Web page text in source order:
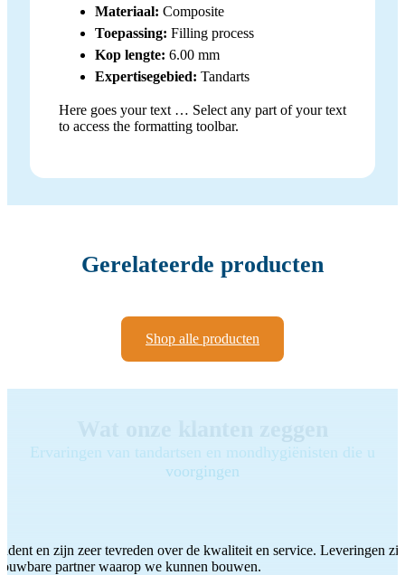
Materiaal: Composite
Toepassing: Filling process
Kop lengte: 6.00 mm
Expertisegebied: Tandarts
Here goes your text … Select any part of your text
to access the formatting toolbar.
Gerelateerde producten
Shop alle producten
Ervaringen van tandartsen en mondhygiënisten die u
voorgingen
en zijn zeer tevreden over de kwaliteit en service. Leveringen
partner waarop we kunnen bouwen.